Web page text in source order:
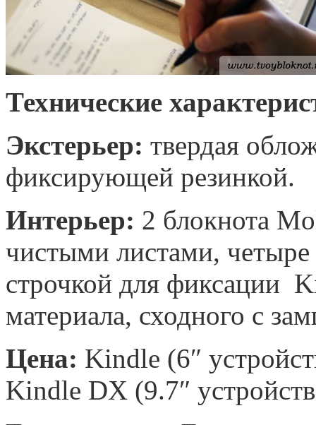
Технические
Экстерьер: твердая
фиксирующей резинкой.
Интерьер: 2 блокнота
чистыми листами,
строчкой для фиксации
материала, сходного с
Цена: Kindle (6″
Kindle DX (9.7″